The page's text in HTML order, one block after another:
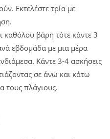
Εκτελέστε τρία με
καθόλου βάρη τότε κάντε 3
εβδομάδα με μια μέρα
Κάντε 3-4 ασκήσεις
σε άνω και κάτω
τους πλάγιους.